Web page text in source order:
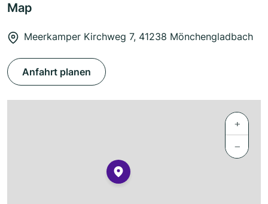
Map
Meerkamper Kirchweg 7, 41238 Mönchengladbach
Anfahrt planen
+
−